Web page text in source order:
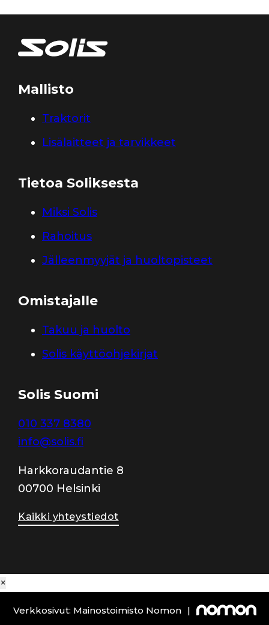
Mallisto
Traktorit
Lisälaitteet ja tarvikkeet
Tietoa Soliksesta
Miksi Solis
Rahoitus
Jälleenmyyjät ja huoltopisteet
Omistajalle
Takuu ja huolto
Solis käyttöohjekirjat
Solis Suomi
010 337 8380
info@solis.fi
Harkkoraudantie 8
00700 Helsinki
Kaikki yhteystiedot
×
Verkkosivut: Mainostoimisto Nomon |